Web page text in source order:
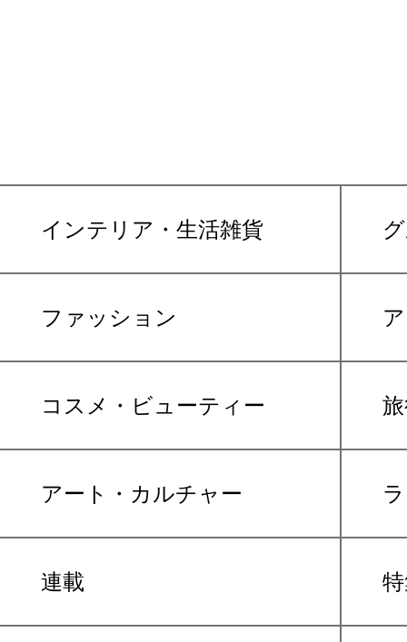
インテリア・生活雑貨
ファッション
コスメ・ビューティー
アート・カルチャー
連載